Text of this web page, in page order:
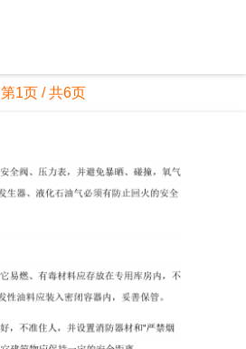
第1页 / 共6页